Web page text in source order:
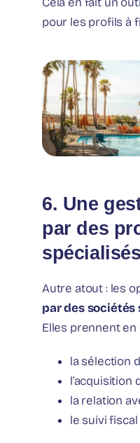
pour les profils à
6. Une
par des
spécialisés
Autre atout : les
par des sociétés
Elles prennent en
la sélection
l’acquisition
la relation
le suivi